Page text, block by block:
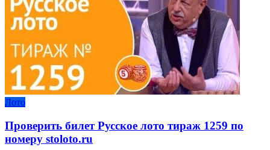
Лото
Проверить билет Русское лото тираж 1259 по
номеру stoloto.ru